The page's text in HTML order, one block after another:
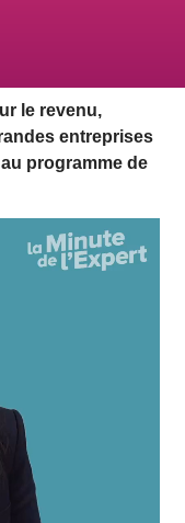
le revenu,
entreprises
programme de